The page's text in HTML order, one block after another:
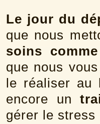
Le jour du
que nous
soins
que nous
le réaliser au
encore un
gérer le